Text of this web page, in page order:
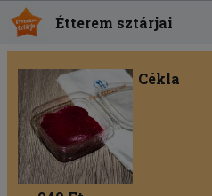
Étterem sztárjai
Cékla